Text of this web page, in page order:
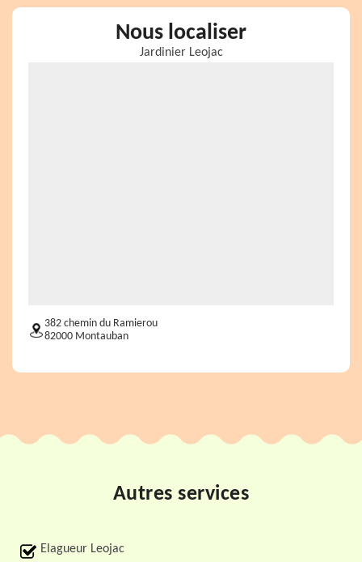
Nous localiser
Jardinier Leojac
382 chemin du Ramierou
82000 Montauban
Autres services
Elagueur Leojac